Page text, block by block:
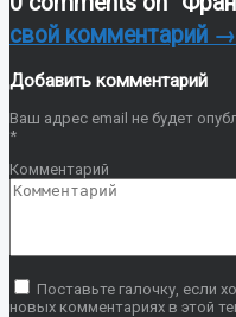
свой комментарий →
Добавить комментарий
Ваш адрес email не будет
*
Комментарий
Поставьте галочку, если
новых комментариях в этой